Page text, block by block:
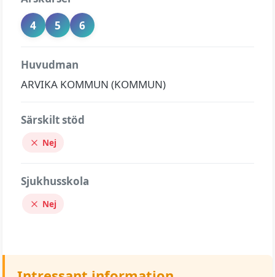
4
5 6
Huvudman
ARVIKA KOMMUN (KOMMUN)
Särskilt stöd
Nej
Sjukhusskola
Nej